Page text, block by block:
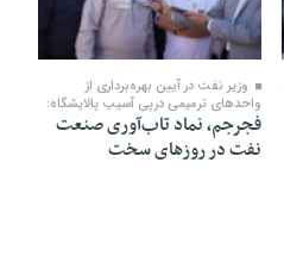
۲۴ دی ۱۴۰۴
وزیر نفت در آیین بهره‌برداری از
واحدهای ترمیمی درپی آسیب‌ پالایشگاه:
فجرجم، نماد تاب‌آوری صنعت
نفت در روزهای سخت